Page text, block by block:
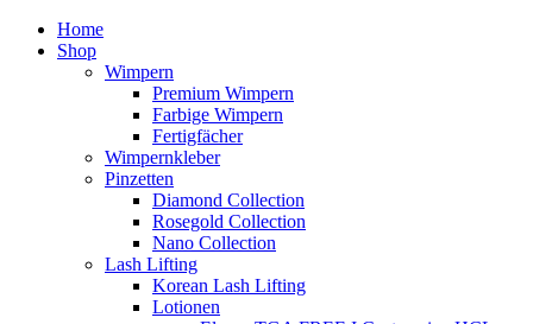
Home
Shop
Wimpern
Premium Wimpern
Farbige Wimpern
Fertigfächer
Wimpernkleber
Pinzetten
Diamond Collection
Rosegold Collection
Nano Collection
Lash Lifting
Korean Lash Lifting
Lotionen